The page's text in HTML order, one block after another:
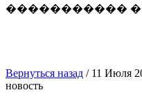
�����������
Вернуться назад / 11 Июля
новость